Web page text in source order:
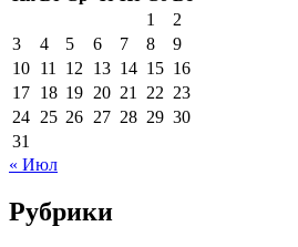
1
2
3
4 5 6 7 8
9
10 11 12 13 14 15 16
17 18 19 20 21 22 23
24 25 26 27 28 29 30
31
« Июл
Рубрики